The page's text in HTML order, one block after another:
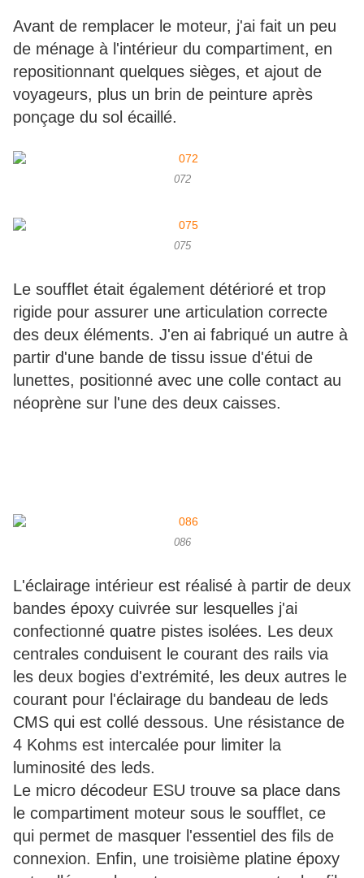
Avant de remplacer le moteur, j'ai fait un peu
de ménage à l'intérieur du compartiment, en
repositionnant quelques sièges, et ajout de
voyageurs, plus un brin de peinture après
ponçage du sol écaillé.
072
075
Le soufflet était également détérioré et trop
rigide pour assurer une articulation correcte
des deux éléments. J'en ai fabriqué un autre à
partir d'une bande de tissu issue d'étui de
lunettes, positionné avec une colle contact au
néoprène sur l'une des deux caisses.
086
L'éclairage intérieur est réalisé à partir de deux
bandes époxy cuivrée sur lesquelles j'ai
confectionné quatre pistes isolées. Les deux
centrales conduisent le courant des rails via
les deux bogies d'extrémité, les deux autres le
courant pour l'éclairage du bandeau de leds
CMS qui est collé dessous. Une résistance de
4 Kohms est intercalée pour limiter la
luminosité des leds.
Le micro décodeur ESU trouve sa place dans
le compartiment moteur sous le soufflet, ce
qui permet de masquer l'essentiel des fils de
connexion. Enfin, une troisième platine époxy